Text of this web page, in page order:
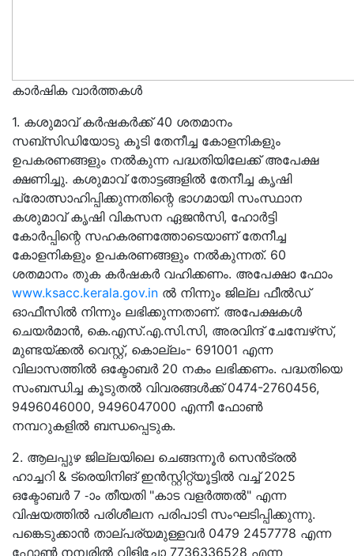
കാർഷിക വാർത്തകൾ
1. കശുമാവ് കര്‍ഷകര്‍ക്ക് 40 ശതമാനം
സബ്‌സിഡിയോടു കൂടി തേനീച്ച കോളനികളും
ഉപകരണങ്ങളും നല്‍കുന്ന പദ്ധതിയിലേക്ക് അപേക്ഷ
ക്ഷണിച്ചു. കശുമാവ് തോട്ടങ്ങളില്‍ തേനീച്ച കൃഷി
പ്രോത്സാഹിപ്പിക്കുന്നതിന്റെ ഭാഗമായി സംസ്ഥാന
കശുമാവ് കൃഷി വികസന ഏജന്‍സി, ഹോര്‍ട്ടി
കോര്‍പ്പിന്റെ സഹകരണത്തോടെയാണ് തേനീച്ച
കോളനികളും ഉപകരണങ്ങളും നല്‍കുന്നത്. 60
ശതമാനം തുക കര്‍ഷകര്‍ വഹിക്കണം. അപേക്ഷാ ഫോം
www.ksacc.kerala.gov.in ൽ നിന്നും ജില്ല ഫീല്‍ഡ്
ഓഫീസിൽ നിന്നും ലഭിക്കുന്നതാണ്. അപേക്ഷകൾ
ചെയര്‍മാന്‍, കെ.എസ്.എ.സി.സി, അരവിന്ദ് ചേമ്പേഴ്‌സ്,
മുണ്ടയ്ക്കല്‍ വെസ്റ്റ്, കൊല്ലം- 691001 എന്ന
വിലാസത്തില്‍ ഒക്ടോബര്‍ 20 നകം ലഭിക്കണം. പദ്ധതിയെ
സംബന്ധിച്ച കൂടുതൽ വിവരങ്ങൾക്ക് 0474-2760456,
9496046000, 9496047000 എന്നീ ഫോൺ
നമ്പറുകളിൽ ബന്ധപ്പെടുക.
2. ആലപ്പുഴ ജില്ലയിലെ ചെങ്ങന്നൂര്‍ സെന്‍ട്രല്‍
ഹാച്ചറി & ട്രെയിനിങ് ഇൻസ്റ്റിറ്റ്യൂട്ടിൽ വച്ച് 2025
ഒക്ടോബർ 7 -ാം തീയതി "കാട വളർത്തൽ" എന്ന
വിഷയത്തിൽ പരിശീലന പരിപാടി സംഘടിപ്പിക്കുന്നു.
പങ്കെടുക്കാൻ താല്പര്യമുള്ളവർ 0479 2457778 എന്ന
ഫോൺ നമ്പരിൽ വിളിച്ചോ 7736336528 എന്ന